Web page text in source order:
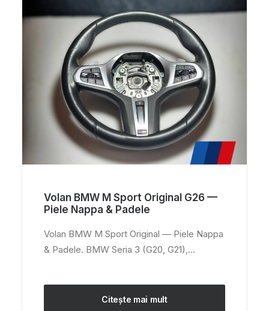
Volan BMW M Sport Original G26 —
Piele Nappa & Padele
Volan BMW M Sport Original — Piele Nappa
& Padele. BMW Seria 3 (G20, G21),…
Citește mai mult